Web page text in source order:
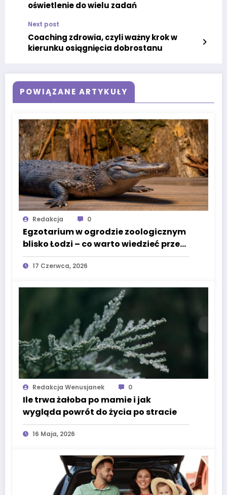
oświetlenie do wielu zadań
Next post
Coaching zdrowia, czyli ważny krok w
kierunku osiągnięcia dobrostanu
POWIĄZANE ARTYKUŁY
Redakcja 0
Egzotarium w ogrodzie zoologicznym
blisko Łodzi – co warto wiedzieć przed
wizytą
17 Czerwca, 2026
Redakcja Wenusjanek 0
Ile trwa żałoba po mamie i jak
wygląda powrót do życia po stracie
16 Maja, 2026